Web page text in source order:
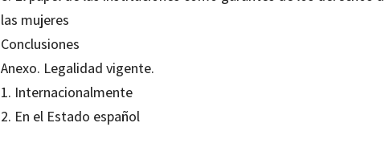
las mujeres
Conclusiones
Anexo. Legalidad vigente.
1. Internacionalmente
2. En el Estado español